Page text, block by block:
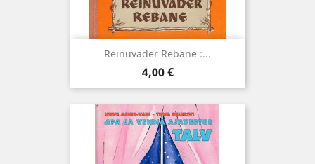
Reinuvader Rebane :...
Hind
4,00 €